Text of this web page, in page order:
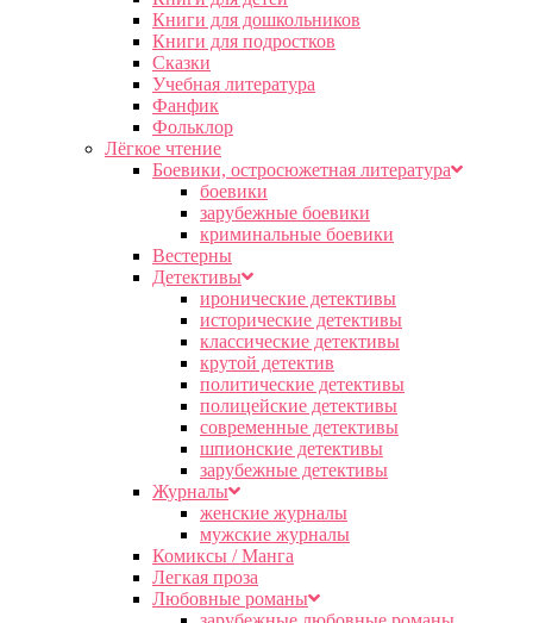
Книги для дошкольников
Книги для подростков
Сказки
Учебная литература
Фанфик
Фольклор
Лёгкое чтение
Боевики, остросюжетная литература
боевики
зарубежные боевики
криминальные боевики
Вестерны
Детективы
иронические детективы
исторические детективы
классические детективы
крутой детектив
политические детективы
полицейские детективы
современные детективы
шпионские детективы
зарубежные детективы
Журналы
женские журналы
мужские журналы
Комиксы / Манга
Легкая проза
Любовные романы